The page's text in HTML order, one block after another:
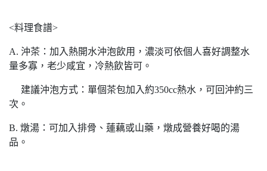
<料理食譜>
A. 沖茶：加入熱開水沖泡飲用，濃淡可依個人喜好調整水
量多寡，老少咸宜，冷熱飲皆可。
建議沖泡方式：單個茶包加入約350cc熱水，可回沖約三
次。
B. 燉湯：可加入排骨、蓮藕或山藥，燉成營養好喝的湯
品。